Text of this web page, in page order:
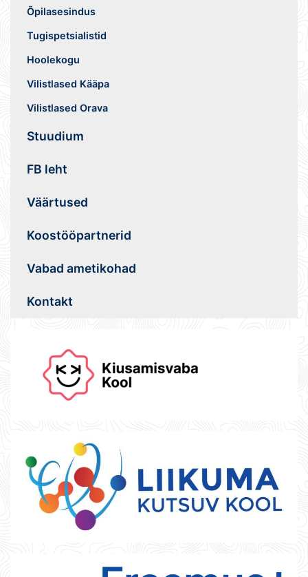
Õpilasesindus
Tugispetsialistid
Hoolekogu
Vilistlased Kääpa
Vilistlased Orava
Stuudium
FB leht
Väärtused
Koostööpartnerid
Vabad ametikohad
Kontakt